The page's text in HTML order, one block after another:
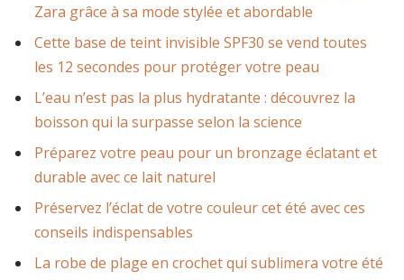
Zara grâce à sa mode stylée et abordable
Cette base de teint invisible SPF30 se vend toutes
les 12 secondes pour protéger votre peau
L’eau n’est pas la plus hydratante : découvrez la
boisson qui la surpasse selon la science
Préparez votre peau pour un bronzage éclatant et
durable avec ce lait naturel
Préservez l’éclat de votre couleur cet été avec ces
conseils indispensables
La robe de plage en crochet qui sublimera votre été